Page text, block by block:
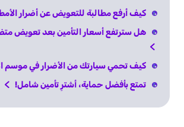
كيف أرفع مطالبة للتعويض عن أضرار
هل سترتفع أسعار التأمين بعد تعويض
كيف تحمي سيارتك من الأضرار في موسم
تمتع بأفضل حماية، أشترِ تأمين شامل!